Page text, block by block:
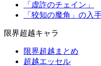
「虚詐のチェイン」
「狡知の魔角」の入
限界超越キャラ
限界超越まとめ
超越エッセル